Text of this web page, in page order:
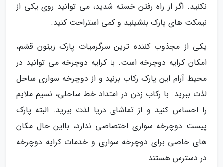
نکنید. اگر از راه رفتن خسته شدید، می توانید روی یکی از
نیمکت های پارک بنشینید و کمی استراحت کنید.
یکی از مجذوب کننده ترین سرگرمیات پارک زیتون قشم،
امکان کرایه دوچرخه است. با کرایه دوچرخه می توانید در
محیط آرام این پارک رکاب بزنید و از دوچرخه سواری ساحل
لذت ببرید. با رکاب زدن در امتداد خط ساحلی، نسیم ملایم
را احساس کنید و از تماشای دریا لذت ببرید. البته پارک
پیست دوچرخه سواری اختصاصی ندارد، بااین حال مکان
های خاصی برای دوچرخه سواری و خدمات کرایه دوچرخه
در دسترس هستند.